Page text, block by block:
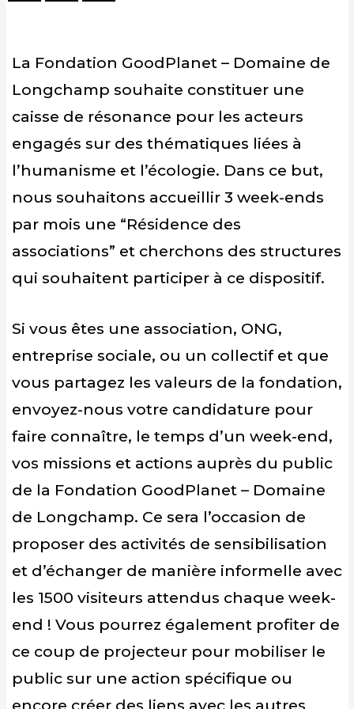
La Fondation GoodPlanet – Domaine de
Longchamp souhaite constituer une
caisse de résonance pour les acteurs
engagés sur des thématiques liées à
l’humanisme et l’écologie. Dans ce but,
nous souhaitons accueillir 3 week-ends
par mois une “Résidence des
associations” et cherchons des structures
qui souhaitent participer à ce dispositif.
Si vous êtes une association, ONG,
entreprise sociale, ou un collectif et que
vous partagez les valeurs de la fondation,
envoyez-nous votre candidature pour
faire connaître, le temps d’un week-end,
vos missions et actions auprès du public
de la Fondation GoodPlanet – Domaine
de Longchamp. Ce sera l’occasion de
proposer des activités de sensibilisation
et d’échanger de manière informelle avec
les 1500 visiteurs attendus chaque week-
end ! Vous pourrez également profiter de
ce coup de projecteur pour mobiliser le
public sur une action spécifique ou